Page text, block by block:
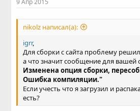
9 Апр 2015
nikolz написал(а):
igrr,
Для сборки с сайта проблему
а что значит сообщение для вашей
Изменена опция сборки,
Ошибка компиляции."
Если учесть что я загрузил и
есть?